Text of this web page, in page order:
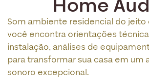
Home
Som ambiente residencial do jeito
você encontra orientações
instalação, análises de
para transformar sua casa em um
sonoro excepcional.